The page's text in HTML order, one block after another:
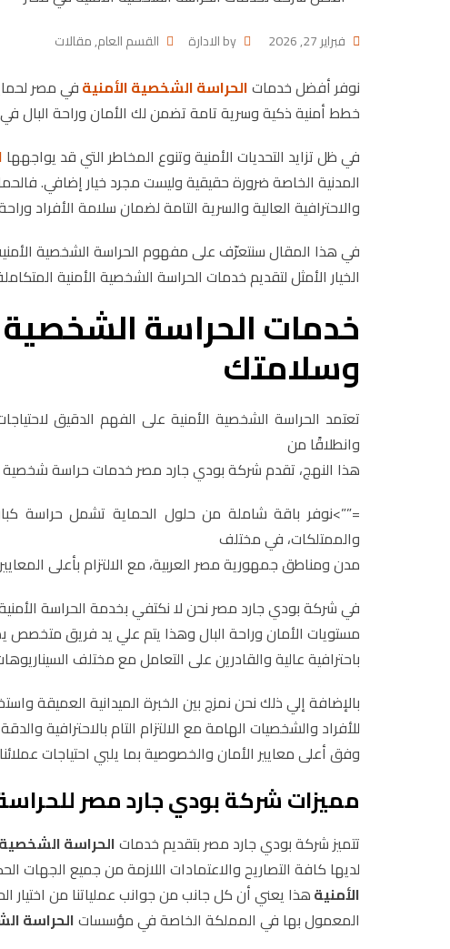
فبراير 27, 2026 byالادارة القسم العام,مقالات
نوفر أفضل خدماتالحراسة الشخصية الأمنيةفي مصر
خطط أمنية ذكية وسرية تامة تضمن لك الأمان وراحة البال
في ظل تزايد التحديات الأمنية وتنوع المخاطر التي قد يواجهها
المدنية الخاصة ضرورة حقيقية وليست مجرد خيار إضافي.
والاحترافية العالية والسرية التامة لضمان سلامة الأفراد
في هذا المقال سنتعرّف على مفهوم الحراسة الشخصية
الخيار الأمثل لتقديم خدمات الحراسة الشخصية الأمنية
خدمات الحراسة الشخصية
وسلامتك
تعتمد الحراسة الشخصية الأمنية على الفهم الدقيق
وانطلاقًا من
هذا النهج، تقدم شركة بودي جارد مصر خدمات حراسة
=””>نوفر باقة شاملة من حلول الحماية تشمل حراسة
والممتلكات، في مختلف
مدن ومناطق جمهورية مصر العربية، مع الالتزام بأعلى
في شركة بودي جارد مصر نحن لا نكتفي بخدمة الحراسة
مستويات الأمان وراحة البال وهذا يتم علي يد فريق متخصص
باحترافية عالية والقادرين على التعامل مع مختلف
بالإضافة إلي ذلك نحن نمزج بين الخبرة الميدانية العميقة
للأفراد والشخصيات الهامة مع الالتزام التام بالاحترافية
وفق أعلى معايير الأمان والخصوصية بما يلبي احتياجات
مميزات شركة بودي جارد مصر
تتميز شركة بودي جارد مصر بتقديم خدماتالحراسة الشخصية
لديها كافة التصاريح والاعتمادات اللازمة من جميع
الأمنيةهذا يعني أن كل جانب من جوانب عملياتنا من اختيار
المعمول بها في المملكة الخاصة في مؤسساتالحراسة